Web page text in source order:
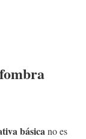
básicano es